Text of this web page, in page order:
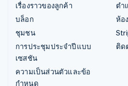
เรื่องราวของลูกค้า
บล็อก
ชุมชน
การประชุมประจำปีแบบ
เซสชัน
ความเป็นส่วนตัวและข้อ
กำหนด
ตำ
ห้อ
ติด